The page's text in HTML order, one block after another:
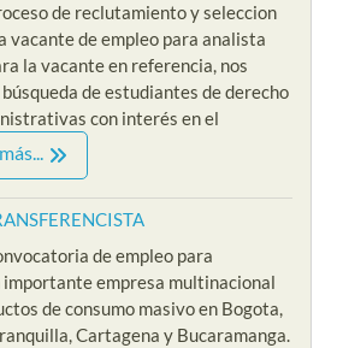
de reclutamiento y seleccion
vacante de empleo para analista
la vacante en referencia, nos
de estudiantes de derecho
con interés en el
de empleo para
empresa multinacional
de consumo masivo en Bogota,
Cartagena y Bucaramanga.